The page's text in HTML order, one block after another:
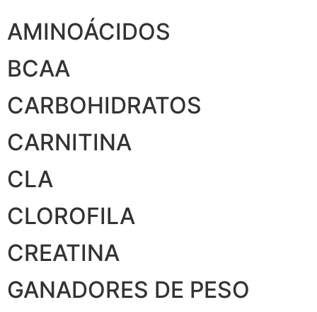
AMINOÁCIDOS
BCAA
CARBOHIDRATOS
CARNITINA
CLA
CLOROFILA
CREATINA
GANADORES DE PESO